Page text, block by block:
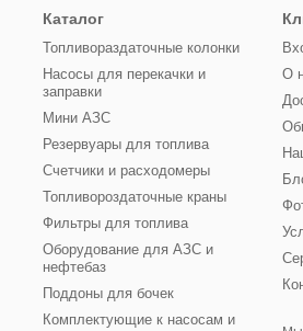
Каталог
Топливораздаточные колонки
Насосы для перекачки и
заправки
Мини АЗС
Резервуары для топлива
Счетчики и расходомеры
Топливороздаточные краны
Фильтры для топлива
Оборудование для АЗС и
нефтебаз
Поддоны для бочек
Комплектующие к насосам и
О